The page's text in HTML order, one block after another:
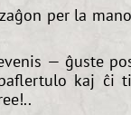
per la
— ĝuste
kaj ĉi